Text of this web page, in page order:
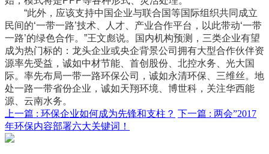
“此外，应该支持中国企业与联合国等国际组织共同成立
民间的‘一带一路’技术、人才、产业合作平台，以此带动‘一带
一路’的绿色合作。”王文彪说。国内机构预测，三类企业有望
成为热门标的：龙头企业或央企背景公司拥有大型合作伙伴资
源率先受益，诚如中材节能、首创股份、北控水务、光大国
际。率先布局一带一路环保公司，诚如永清环保、三维丝。地
处一路一带省份企业，诚如天翔环境、博世科，关注华西能
源、云南水务。
上一篇 : 环保企业如何成为先锋和支柱？ 下一篇 : 两会”2017
年环保内容部署六大关键词！